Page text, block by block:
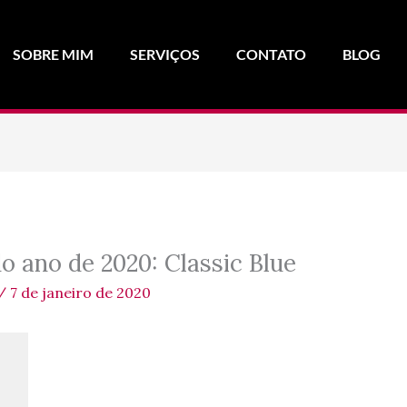
SOBRE MIM SERVIÇOS CONTATO BLOG
ano de 2020: Classic Blue
/ 7 de janeiro de 2020